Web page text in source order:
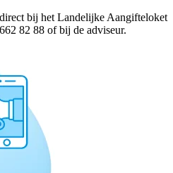
bij het Landelijke Aangifteloket
82 88 of bij de adviseur.